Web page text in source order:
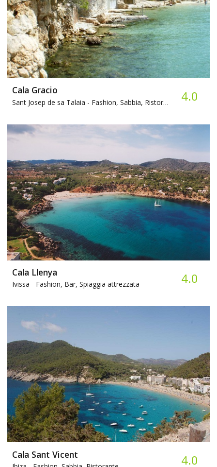
Cala Gracio
Sant Josep de sa Talaia - Fashion, Sabbia, Ristorante 4.0
Cala Llenya
Ivissa - Fashion, Bar, Spiaggia attrezzata 4.0
Cala Sant Vicent 4.0